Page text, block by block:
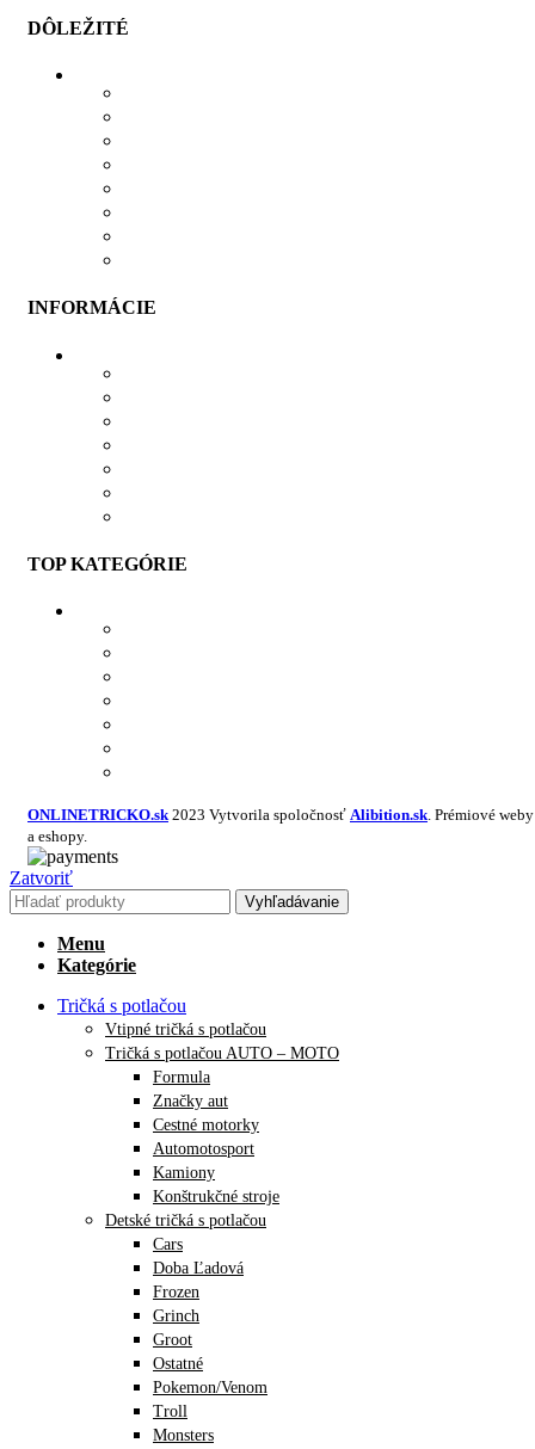
DÔLEŽITÉ
INFORMÁCIE
TOP KATEGÓRIE
ONLINETRICKO.sk 2023 Vytvorila spoločnosť Alibition.sk. Prémiové weby
a eshopy.
Zatvoriť
Vyhľadávanie
Menu
Kategórie
Tričká s potlačou
Vtipné tričká s potlačou
Tričká s potlačou AUTO – MOTO
Formula
Značky aut
Cestné motorky
Automotosport
Kamiony
Konštrukčné stroje
Detské tričká s potlačou
Cars
Doba Ľadová
Frozen
Grinch
Groot
Ostatné
Pokemon/Venom
Troll
Monsters